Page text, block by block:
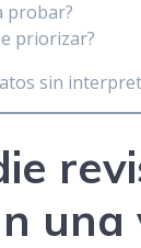
probar?
priorizar?
sin
una